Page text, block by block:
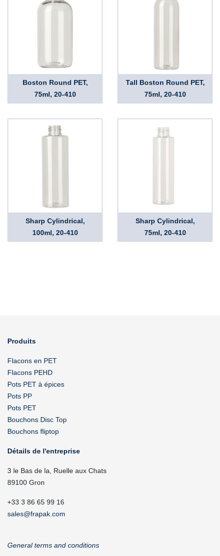
Boston Round PET,
75ml, 20-410
Tall Boston Round PET,
75ml, 20-410
Sharp Cylindrical,
100ml, 20-410
Sharp Cylindrical,
75ml, 20-410
Produits
Flacons en PET
Flacons PEHD
Pots PET à épices
Pots PP
Pots PET
Bouchons Disc Top
Bouchons fliptop
Détails de l'entreprise
3 le Bas de la, Ruelle aux Chats
89100 Gron
+33 3 86 65 99 16
sales@frapak.com
General terms and conditions